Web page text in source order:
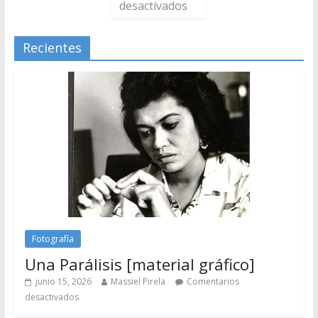
desactivados
Recientes
Fotografía
Una Parálisis [material gráfico]
junio 15, 2026 Massiel Pirela
Comentarios
desactivados